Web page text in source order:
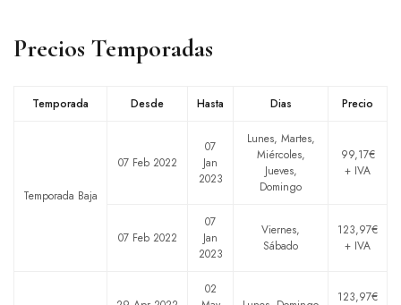
Precios Temporadas
Temporada Desde Hasta Dias Precio
Temporada Baja
07 Feb 2022
07
Jan
2023
Lunes, Martes,
Miércoles,
Jueves,
Domingo
99,17€
+ IVA
07 Feb 2022
07
Jan
2023
Viernes,
Sábado
123,97€
+ IVA
02
123,97€